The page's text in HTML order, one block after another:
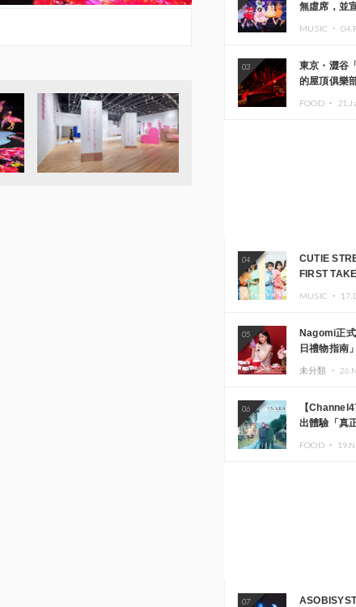
無虛席，並
MUSIC ・
03
東京・澀谷
的屋頂俱樂
FOOD ・
04
CUTIE
FIRST TAKE
MUSIC ・
05
Nagomi正
日禮物指南
未分類 ・
06
【
出體驗「真
FOOD ・
07